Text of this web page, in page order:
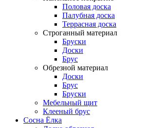
Половая доска
Палубная доска
Террасная доска
Строганный материал
Бруски
Доски
Брус
Обрезной материал
Доски
Брус
Бруски
Мебельный щит
Клееный брус
Сосна Ёлка